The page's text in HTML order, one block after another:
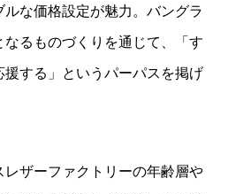
な価格設定が魅力。バングラ
るものづくりを通じて、「す
する」というパーパスを掲げ
レザーファクトリーの年齢層や